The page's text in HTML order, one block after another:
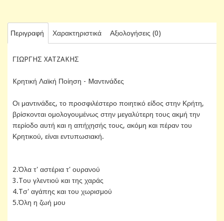
Περιγραφή Χαρακτηριστικά Αξιολογήσεις (0)
ΓIΩPΓHΣ XATZAKHΣ
Kρητική Λαϊκή Ποίηση - Mαντινάδες
Οι μαντινάδες, το προσφιλέστερο ποιητικό είδος στην Κρήτη,
βρίσκονται ομολογουμένως στην μεγαλύτερη τους ακμή την
περίοδο αυτή και η απήχησής τους, ακόμη και πέραν του
Κρητικού, είναι εντυπωσιακή.
2.Όλα τ' αστέρια τ' ουρανού
3.Tου γλεντιού και της χαράς
4.Tσ' αγάπης και του χωρισμού
5.Όλη η ζωή μου